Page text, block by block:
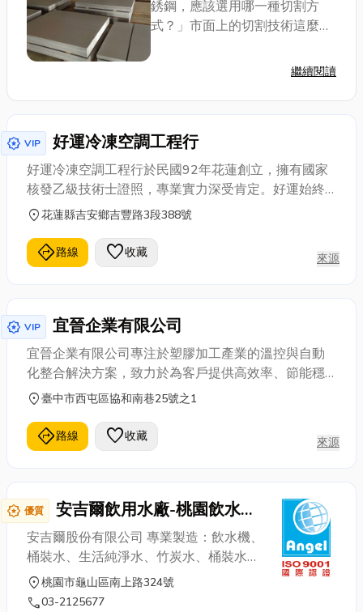
冷氣設備的安裝和維修需求。銹鋼，應該選用哪一種切割方
式？」市面上的切割技術這麼多
刀切割、傳統機械切割等等，到
像不銹鋼這類堅硬又耐用的材
繼續閱讀
award_star VIP 好運冷凍空調工程行
好運冷凍空調工程行於民國92年花蓮創立，擁有國家
核發乙級技術士證照，專業實力深受肯定。好運始終
秉持「價錢公道、服務熱誠、效率高」的經營理念，
水系統、冰水系統、商用冷凍設備、冷藏設備、玻璃
展示櫃、組合庫、白鐵櫃、各廠牌冰箱、各廠牌分離
location_on花蓮縣吉安鄉吉豐路3段388號
directions路線 favorite收藏 來源
award_star VIP 宜晉企業有限公司
宜晉企業有限公司專注於塑膠加工產業的溫控與自動
化整合解決方案，致力於為客戶提供高效率、節能穩
定的設備與系統服務。我們的產品涵蓋各式溫度控制
化規劃與施工服務，協助企業全面升級產線效能。 服
務項目：水循環式溫度控制機、油循環式溫度控制
詢規劃施工
location_on臺中市西屯區協和南巷25號之1
directions路線 favorite收藏 來源
award_star 優質
安吉爾飲用水廠-桃園飲水機
桃園桶裝水
安吉爾股份有限公司 專業製造：飲水機、
桶裝水、生活純淨水、竹炭水、桶裝水、
包裝飲用水、杯水、蒸餾水、化學工業用
水。 每兩個月由衛生署核可SGS台灣檢驗
location_on桃園市龜山區南上路324號
call03-2125677